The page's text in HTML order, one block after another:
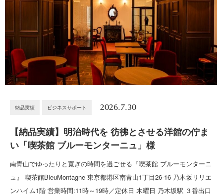
納品実績 ビジネスサポート 2026.7.30
【納品実績】明治時代を 彷彿とさせる洋館の佇ま
い「喫茶館 ブルーモンターニュ」様
南青山でゆったりと寛ぎの時間を過ごせる『喫茶館 ブルーモンターニ
ュ』 喫茶館BleuMontagne 東京都港区南青山1丁目26-16 乃木坂リリエ
ンハイム1階 営業時間:11時～19時／定休日 木曜日 乃木坂駅 ３番出口